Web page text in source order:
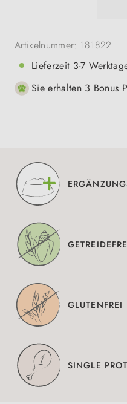
Artikelnummer: 181822
Lieferzeit 3-7
Sie erhalten 3 Bonus
GLUTENFREI
SINGLE